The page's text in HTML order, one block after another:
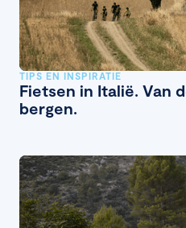
TIPS EN INSPIRATIE
Fietsen in Italië. Van
bergen.